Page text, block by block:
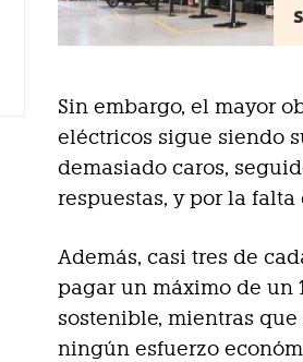
Sin embargo, el mayor
eléctricos sigue siendo
demasiado caros,
respuestas, y por la falta
Además, casi tres de
pagar un máximo de un
sostenible, mientras
ningún esfuerzo